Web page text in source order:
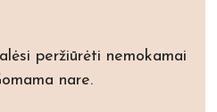
peržiūrėti nemokamai
nare.